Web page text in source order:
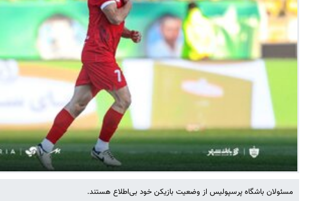
مسئولان باشگاه پرسپولیس از وضعیت بازیکن خود بی‌اطلاع هستند.